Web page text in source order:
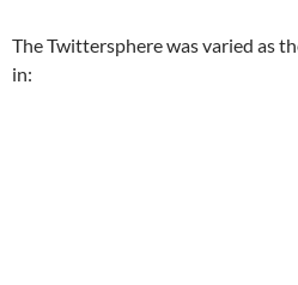
The Twittersphere was varied as
in: